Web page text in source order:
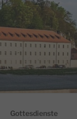
Gottesdienste